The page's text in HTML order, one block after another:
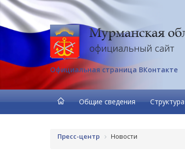
Официальная страница ВКонтакте
Общие сведения Структура
Пресс-центр Новости